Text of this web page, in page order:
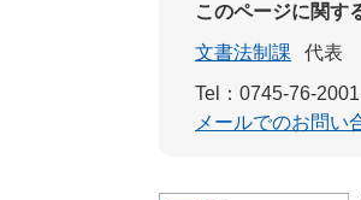
このページに関す
文書法制課
代表
Tel：0745-76-2001
メールでのお問い